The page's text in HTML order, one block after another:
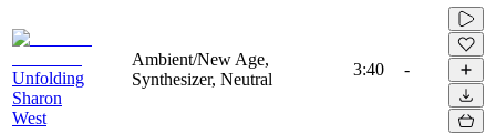
Unfolding
Sharon
West
Ambient/New Age,
Synthesizer, Neutral
3:40 -